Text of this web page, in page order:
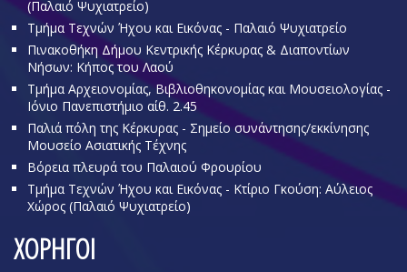
(Παλαιό Ψυχιατρείο)
Τμήμα Τεχνών Ήχου και Εικόνας - Παλαιό Ψυχιατρείο
Πινακοθήκη Δήμου Κεντρικής Κέρκυρας & Διαποντίων
Νήσων: Κήπος του Λαού
Τμήμα Αρχειονομίας, Βιβλιοθηκονομίας και Μουσειολογίας -
Ιόνιο Πανεπιστήμιο αίθ. 2.45
Παλιά πόλη της Κέρκυρας - Σημείο συνάντησης/εκκίνησης
Μουσείο Ασιατικής Τέχνης
Βόρεια πλευρά του Παλαιού Φρουρίου
Τμήμα Τεχνών Ήχου και Εικόνας - Κτίριο Γκούση: Αύλειος
Χώρος (Παλαιό Ψυχιατρείο)
ΧΟΡΗΓΟΙ